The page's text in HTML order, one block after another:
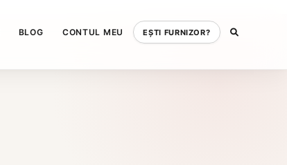
BLOG CONTUL MEU EȘTI FURNIZOR?